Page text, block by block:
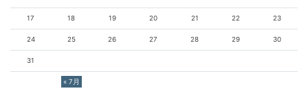
« 7月
17 18 19 20 21 22 23
24 25 26 27 28 29 30
31